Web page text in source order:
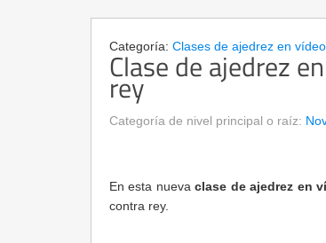
Categoría: Clases de ajedrez en vídeo
Clase de ajedrez
rey
Categoría de nivel principal o raíz:
En esta nuevaclase de ajedrez en
contra rey.